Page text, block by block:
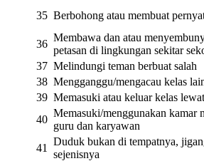
35 Berbohong atau membuat
36
Membawa dan atau
petasan di lingkungan sekitar
37 Melindungi teman berbuat salah
38 Mengganggu/mengacau kelas
39 Memasuki atau keluar kelas
40
Memasuki/menggunakan kamar
guru dan karyawan
41
Duduk bukan di tempatnya,
sejenisnya